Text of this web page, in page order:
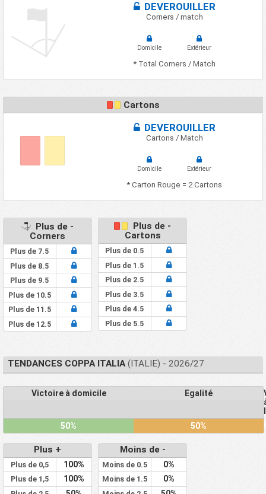
DEVEROUILLER
Corners / match
Domicile Extérieur
* Total Corners / Match
Cartons
DEVEROUILLER
Cartons / Match
Domicile Extérieur
* Carton Rouge = 2 Cartons
Plus de -
Corners
Plus de 7.5
Plus de 8.5
Plus de 9.5
Plus de 10.5
Plus de 11.5
Plus de 12.5
Plus de -
Cartons
Plus de 0.5
Plus de 1.5
Plus de 2.5
Plus de 3.5
Plus de 4.5
Plus de 5.5
TENDANCES COPPA ITALIA(ITALIE) - 2026/27
Victoire à domicile Egalité
50%
50%
Plus +
Plus de 0,5 100%
Plus de 1,5 100%
Moins de -
Moins de 0.5 0%
Moins de 1.5 0%